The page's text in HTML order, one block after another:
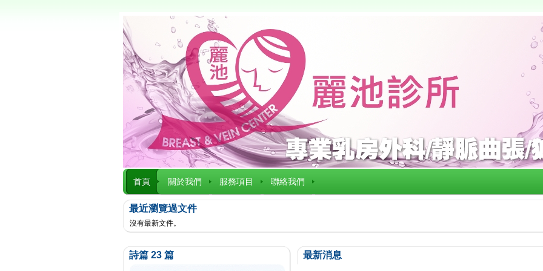
首頁 關於我們 服務項目 聯絡我們
最近瀏覽過文件
沒有最新文件。
詩篇 23 篇 最新消息